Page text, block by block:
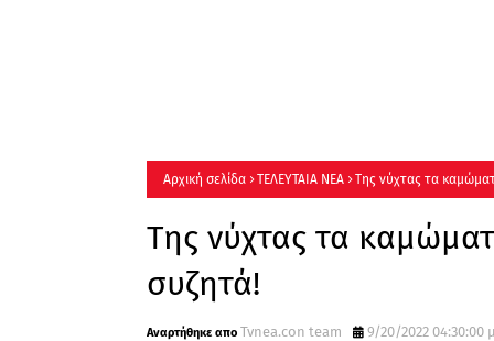
Αρχική σελίδα ΤΕΛΕΥΤΑΙΑ ΝΕΑ Της νύχτας τα
Της νύχτας τα
συζητά!
Tvnea.con team 9/20/2022 04:30:00